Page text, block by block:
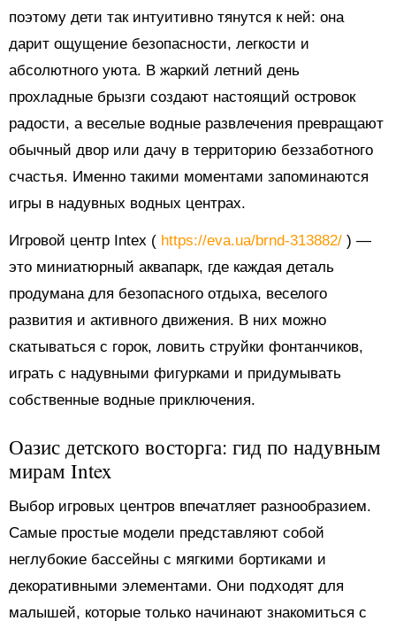
поэтому дети так интуитивно тянутся к ней: она
дарит ощущение безопасности, легкости и
абсолютного уюта. В жаркий летний день
прохладные брызги создают настоящий островок
радости, а веселые водные развлечения превращают
обычный двор или дачу в территорию беззаботного
счастья. Именно такими моментами запоминаются
игры в надувных водных центрах.
Игровой центр Intex ( https://eva.ua/brnd-313882/ ) —
это миниатюрный аквапарк, где каждая деталь
продумана для безопасного отдыха, веселого
развития и активного движения. В них можно
скатываться с горок, ловить струйки фонтанчиков,
играть с надувными фигурками и придумывать
собственные водные приключения.
Оазис детского восторга: гид по надувным
мирам Intex
Выбор игровых центров впечатляет разнообразием.
Самые простые модели представляют собой
неглубокие бассейны с мягкими бортиками и
декоративными элементами. Они подходят для
малышей, которые только начинают знакомиться с